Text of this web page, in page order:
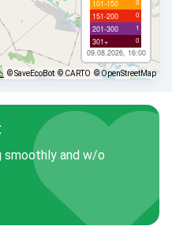
101-150 0
151-200 0
201-300 1
301+ 0
09.08.2026, 16:00
© SaveEcoBot © CARTO © OpenStreetMap
smoothly and w/o